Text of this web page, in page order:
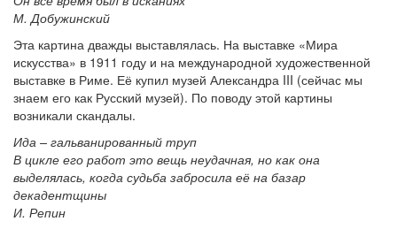
М. Добужинский
Эта картина дважды выставлялась. На выставке «Мира
искусства» в 1911 году и на международной художественной
выставке в Риме. Её купил музей Александра III (сейчас мы
знаем его как Русский музей). По поводу этой картины
возникали скандалы.
Ида – гальванированный труп
В цикле его работ это вещь неудачная, но как она
выделялась, когда судьба забросила её на базар
декадентщины
И. Репин